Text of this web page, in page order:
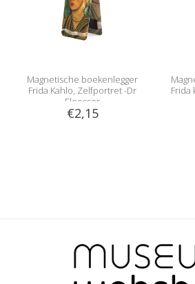
Magnetische boekenlegger
Frida Kahlo, Zelfportret -Dr
Eloesser
€2,15
Frida